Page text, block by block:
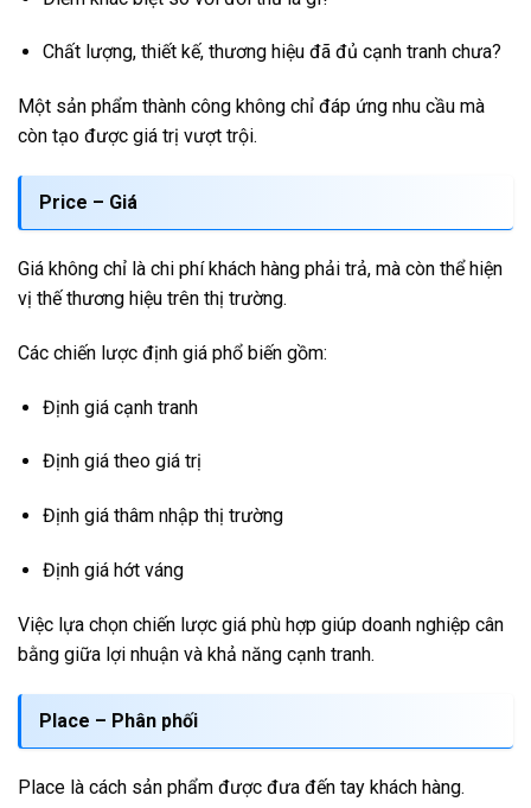
Chất lượng, thiết kế, thương hiệu đã đủ cạnh tranh chưa?
Một sản phẩm thành công không chỉ đáp ứng nhu cầu mà
còn tạo được giá trị vượt trội.
Price – Giá
Giá không chỉ là chi phí khách hàng phải trả, mà còn thể hiện
vị thế thương hiệu trên thị trường.
Các chiến lược định giá phổ biến gồm:
Định giá cạnh tranh
Định giá theo giá trị
Định giá thâm nhập thị trường
Định giá hớt váng
Việc lựa chọn chiến lược giá phù hợp giúp doanh nghiệp cân
bằng giữa lợi nhuận và khả năng cạnh tranh.
Place – Phân phối
Place là cách sản phẩm được đưa đến tay khách hàng.